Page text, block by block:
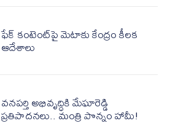
ఫేక్ కంటెంట్‌పై మెటాకు కేంద్రం కీలక
ఆదేశాలు
వనపర్తి అభివృద్ధికి మేఘారెడ్డి
ప్రతిపాదనలు.. మంత్రి పొన్నం హామీ!